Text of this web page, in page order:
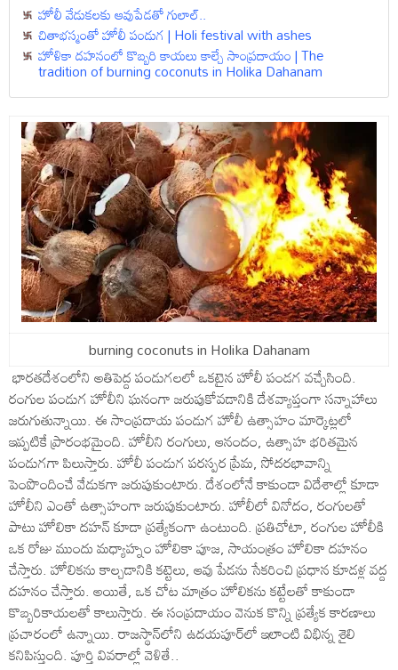
హోలీ వేడుకలకు ఆవుపేడతో గులాల్..
చితాభస్మంతో హోలీ పండుగ | Holi festival with ashes
హోళికా దహనంలో కొబ్బరి కాయలు కాల్చే సాంప్రదాయం | The
tradition of burning coconuts in Holika Dahanam
burning coconuts in Holika Dahanam
భారతదేశంలోని అతిపెద్ద పండుగలలో ఒకటైన హోలీ పండగ వచ్చేసింది.
రంగుల పండుగ హోలీని ఘనంగా జరుపుకోవడానికి దేశవ్యాప్తంగా సన్నాహాలు
జరుగుతున్నాయి. ఈ సాంప్రదాయ పండుగ హోలీ ఉత్సాహం మార్కెట్లలో
ఇప్పటికే ప్రారంభమైంది. హోలీని రంగులు, ఆనందం, ఉత్సాహ భరితమైన
పండుగగా పిలుస్తారు. హోలీ పండుగ పరస్పర ప్రేమ, సోదరభావాన్ని
పెంపొందించే వేడుకగా జరుపుకుంటారు. దేశంలోనే కాకుండా విదేశాల్లో కూడా
హోలీని ఎంతో ఉత్సాహంగా జరుపుకుంటారు. హోలీలో వినోదం, రంగులతో
పాటు హోలికా దహన్ కూడా ప్రత్యేకంగా ఉంటుంది. ప్రతిచోటా, రంగుల హోలీకి
ఒక రోజు ముందు మధ్యాహ్నం హోలికా పూజ, సాయంత్రం హోలికా దహనం
చేస్తారు. హోలికను కాల్చడానికి కట్టెలు, ఆవు పేడను సేకరించి ప్రధాన కూడళ్ల వద్ద
దహనం చేస్తారు. అయితే, ఒక చోట మాత్రం హోలికను కట్టేలతో కాకుండా
కొబ్బరికాయలతో కాలుస్తారు. ఈ సంప్రదాయం వెనుక కొన్ని ప్రత్యేక కారణాలు
ప్రచారంలో ఉన్నాయి. రాజస్థాన్‌లోని ఉదయపూర్‌లో ఇలాంటి విభిన్న శైలి
కనిపిస్తుంది. పూర్తి వివరాల్లో వెళితే..